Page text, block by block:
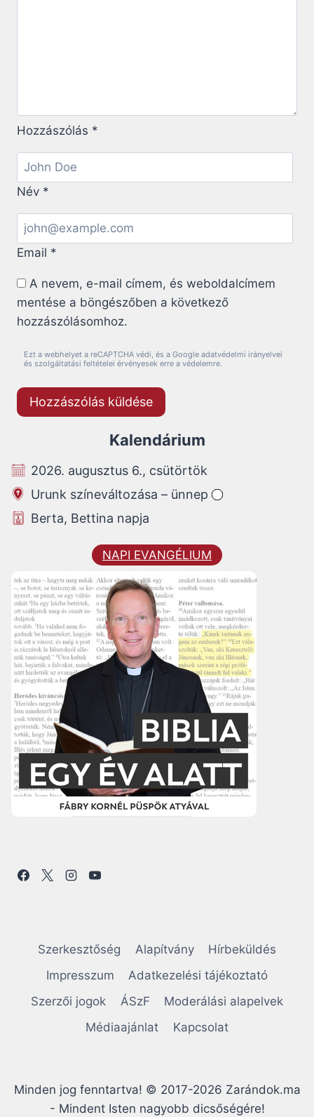
Hozzászólás *
Név *
Email *
A nevem, e-mail címem, és weboldalcímem
mentése a böngészőben a következő
hozzászólásomhoz.
Ezt a webhelyet a reCAPTCHA védi, és a Google adatvédelmi irányelvei
és szolgáltatási feltételei érvényesek erre a védelemre.
Kalendárium
2026. augusztus 6., csütörtök
Urunk színeváltozása – ünnep
Berta, Bettina napja
NAPI EVANGÉLIUM
Szerkesztőség Alapítvány
Hírbeküldés
Impresszum
Adatkezelési tájékoztató
Szerzői jogok
ÁSzF
Moderálási alapelvek
Médiaajánlat
Kapcsolat
Minden jog fenntartva! © 2017-2026 Zarándok.ma
- Mindent Isten nagyobb dicsőségére!